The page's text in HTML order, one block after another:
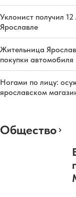
Уклонист получил 12
Ярославле
Жительница
покупки автомобиля
Ногами по лицу:
ярославском
Общество